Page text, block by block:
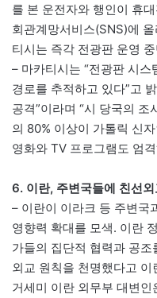
를 본 운전자와 행인이 휴
회관계망서비스(SNS)에
티시는 즉각 전광판 운영
– 마카티시는 “전광판 시
경로를 추적하고 있다”고
공격”이라며 “시 당국의 조
의 80% 이상이 가톨릭 신
영화와 TV 프로그램도 엄
6. 이란, 주변국들에 친선외
– 이란이 이라크 등 주변국
영향력 확대를 모색. 이란
가들의 집단적 협력과 공
외교 원칙을 천명했다고
거세미 이란 외무부 대변